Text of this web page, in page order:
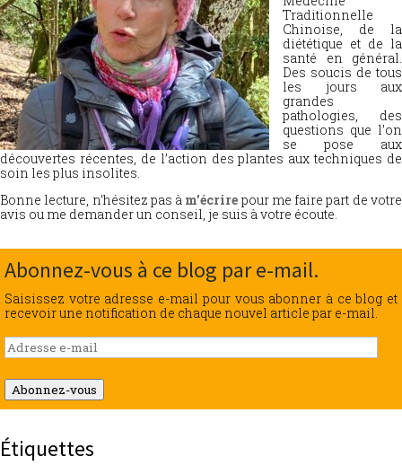
Traditionnelle
Chinoise, de la
diététique et de la
santé en général.
Des soucis de tous
les jours aux
grandes
pathologies, des
questions que l’on
se pose aux
découvertes récentes, de l’action des plantes aux techniques de
soin les plus insolites.
Bonne lecture, n’hésitez pas à m’écrire pour me faire part de votre
avis ou me demander un conseil, je suis à votre écoute.
Abonnez-vous à ce blog par e-mail.
Saisissez votre adresse e-mail pour vous abonner à ce blog et
recevoir une notification de chaque nouvel article par e-mail.
Adresse
e-
mail
Abonnez-vous
Étiquettes